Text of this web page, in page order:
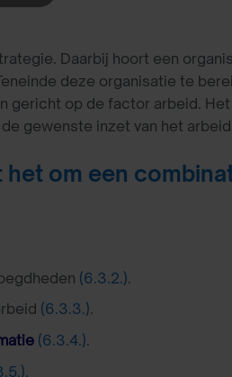
Daarbij hoort een
deze organisatie te
gericht op de factor arbeid.
gewenste inzet van het
om een
(6.3.2.).
(6.3.3.).
(6.3.4.).
.